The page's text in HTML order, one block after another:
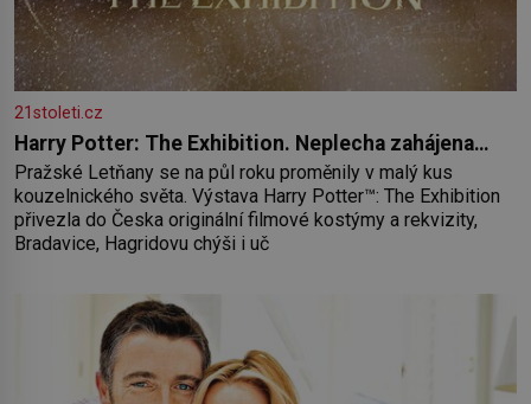
21stoleti.cz
Harry Potter: The Exhibition. Neplecha zahájena…
Pražské Letňany se na půl roku proměnily v malý kus
kouzelnického světa. Výstava Harry Potter™: The Exhibition
přivezla do Česka originální filmové kostýmy a rekvizity,
Bradavice, Hagridovu chýši i uč